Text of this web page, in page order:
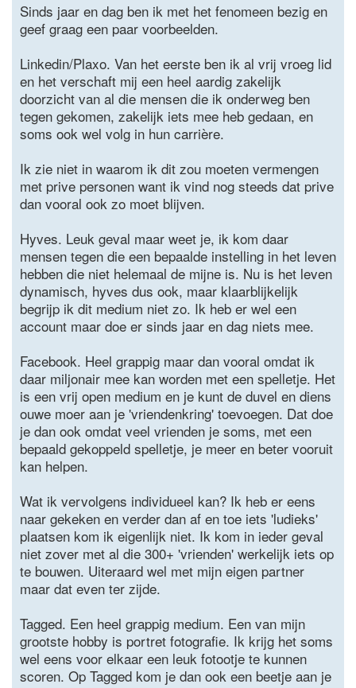
Sinds jaar en dag ben ik met het fenomeen bezig en
geef graag een paar voorbeelden.
Linkedin/Plaxo. Van het eerste ben ik al vrij vroeg lid
en het verschaft mij een heel aardig zakelijk
doorzicht van al die mensen die ik onderweg ben
tegen gekomen, zakelijk iets mee heb gedaan, en
soms ook wel volg in hun carrière.
Ik zie niet in waarom ik dit zou moeten vermengen
met prive personen want ik vind nog steeds dat prive
dan vooral ook zo moet blijven.
Hyves. Leuk geval maar weet je, ik kom daar
mensen tegen die een bepaalde instelling in het leven
hebben die niet helemaal de mijne is. Nu is het leven
dynamisch, hyves dus ook, maar klaarblijkelijk
begrijp ik dit medium niet zo. Ik heb er wel een
account maar doe er sinds jaar en dag niets mee.
Facebook. Heel grappig maar dan vooral omdat ik
daar miljonair mee kan worden met een spelletje. Het
is een vrij open medium en je kunt de duvel en diens
ouwe moer aan je 'vriendenkring' toevoegen. Dat doe
je dan ook omdat veel vrienden je soms, met een
bepaald gekoppeld spelletje, je meer en beter vooruit
kan helpen.
Wat ik vervolgens individueel kan? Ik heb er eens
naar gekeken en verder dan af en toe iets 'ludieks'
plaatsen kom ik eigenlijk niet. Ik kom in ieder geval
niet zover met al die 300+ 'vrienden' werkelijk iets op
te bouwen. Uiteraard wel met mijn eigen partner
maar dat even ter zijde.
Tagged. Een heel grappig medium. Een van mijn
grootste hobby is portret fotografie. Ik krijg het soms
wel eens voor elkaar een leuk fotootje te kunnen
scoren. Op Tagged kom je dan ook een beetje aan je